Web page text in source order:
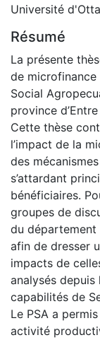
Université
Résumé
La présente
de microfinance
Social
province
Cette thèse
l’impact de la
des
s’attardant
bénéficiaires.
groupes de
du département
afin de dresser
impacts de
analysés depuis
capabilités de
Le PSA a
activité